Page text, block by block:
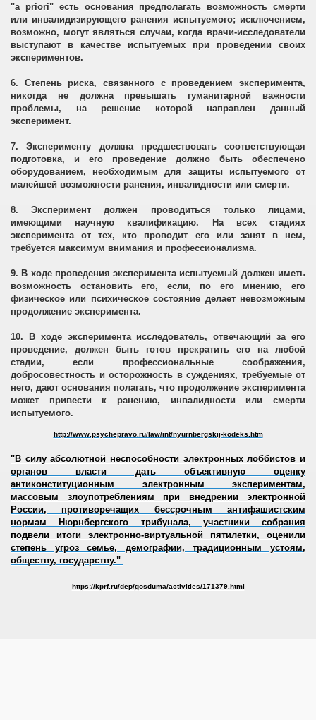
"a priori" есть основания предполагать возможность смерти
или инвалидизирующего ранения испытуемого; исключением,
возможно, могут являться случаи, когда врачи-исследователи
выступают в качестве испытуемых при проведении своих
экспериментов.
6. Степень риска, связанного с проведением эксперимента,
никогда не должна превышать гуманитарной важности
проблемы, на решение которой направлен данный
эксперимент.
7. Эксперименту должна предшествовать соответствующая
подготовка, и его проведение должно быть обеспечено
оборудованием, необходимым для защиты испытуемого от
малейшей возможности ранения, инвалидности или смерти.
8. Эксперимент должен проводиться только лицами,
имеющими научную квалификацию. На всех стадиях
эксперимента от тех, кто проводит его или занят в нем,
требуется максимум внимания и профессионализма.
9. В ходе проведения эксперимента испытуемый должен иметь
возможность остановить его, если, по его мнению, его
физическое или психическое состояние делает невозможным
продолжение эксперимента.
10. В ходе эксперимента исследователь, отвечающий за его
проведение, должен быть готов прекратить его на любой
стадии, если профессиональные соображения,
добросовестность и осторожность в суждениях, требуемые от
него, дают основания полагать, что продолжение эксперимента
может привести к ранению, инвалидности или смерти
испытуемого.
http://www.psychepravo.ru/law/int/nyurnbergskij-kodeks .htm
"В силу абсолютной неспособности электронных лоббистов и
органов власти дать объективную оценку
антиконституционным электронным экспериментам,
массовым злоупотреблениям при внедрении электронной
России, противоречащих бессрочным антифашистским
нормам Нюрнбергского трибунала, участники собрания
подвели итоги электронно-виртуальной пятилетки, оценили
степень угроз семье, демографии, традиционным устоям,
обществу, государству."
https://kprf.ru/dep/gosduma/activities/171379.html